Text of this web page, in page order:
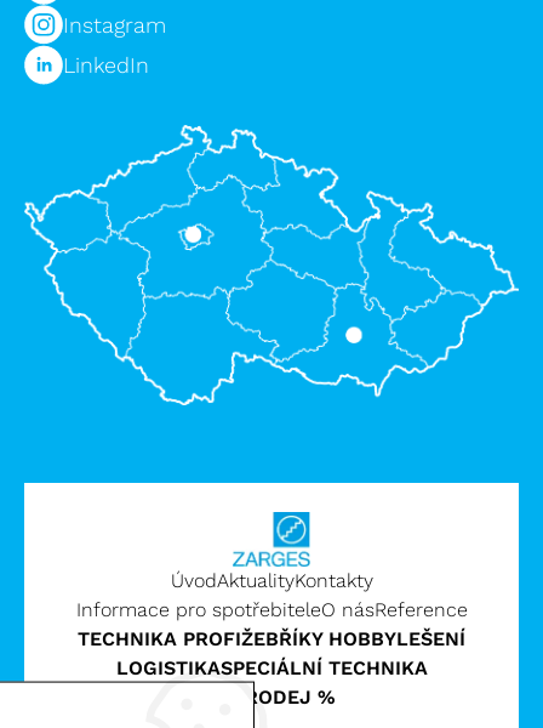
Instagram
LinkedIn
TECHNIKA PROFIŽEBŘÍKY HOBBYLEŠENÍ
LOGISTIKASPECIÁLNÍ TECHNIKA
VÝPRODEJ %
ÚvodAktualityKontakty
Informace pro spotřebiteleO násReference